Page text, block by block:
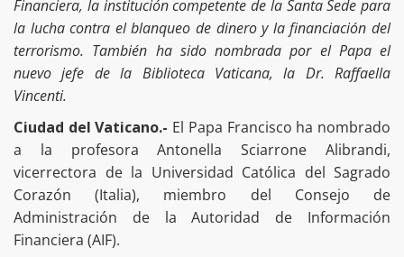
Financiera, la institución competente de la Santa Sede para
la lucha contra el blanqueo de dinero y la financiación del
terrorismo. También ha sido nombrada por el Papa el
nuevo jefe de la Biblioteca Vaticana, la Dr. Raffaella
Vincenti.
Ciudad del Vaticano.- El Papa Francisco ha nombrado
a la profesora Antonella Sciarrone Alibrandi,
vicerrectora de la Universidad Católica del Sagrado
Corazón (Italia), miembro del Consejo de
Administración de la Autoridad de Información
Financiera (AIF).